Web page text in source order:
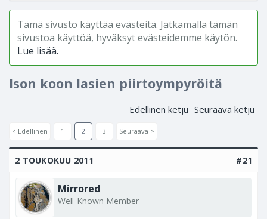
Tämä sivusto käyttää evästeitä. Jatkamalla tämän
sivustoa käyttöä, hyväksyt evästeidemme käytön.
Lue lisää.
Ison koon lasien piirtoympyröitä
Edellinen ketju Seuraava ketju
< Edellinen 1 2 3 Seuraava >
2 TOUKOKUU 2011 #21
Mirrored
Well-Known Member